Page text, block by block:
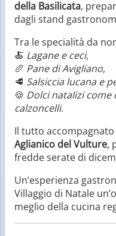
della Basilicata,
dagli stand
Tra le specialità da
🍝 Lagane e ceci,
🥖 Pane di Avigliano,
🥩 Salsiccia lucana e
🍪 Dolci natalizi
calzoncelli.
Il tutto
Aglianico del Vulture,
fredde serate di
Un’esperienza
Villaggio di Natale
meglio della cucina